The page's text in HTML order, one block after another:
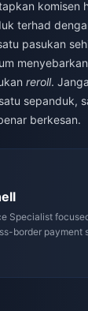
komisen
terhad
pasukan
reroll.
sepanduk,
berkesan.
Specialist
border payment